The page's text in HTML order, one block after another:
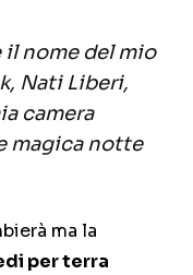
il nome del mio
Nati Liberi,
camera
magica notte
ma la
per terra